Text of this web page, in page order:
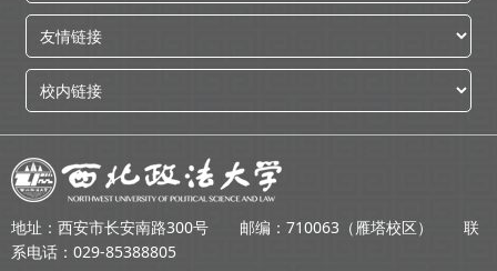
地址：西安市长安南路300号 邮编：710063（雁塔校区） 联
系电话：029-85388805